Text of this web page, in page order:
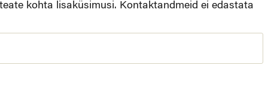
kohta lisaküsimusi. Kontaktandmeid ei edastata